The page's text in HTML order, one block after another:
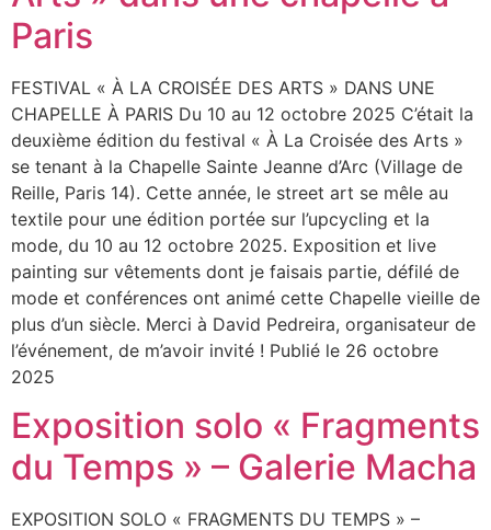
Paris
FESTIVAL « À LA CROISÉE DES ARTS » DANS UNE
CHAPELLE À PARIS Du 10 au 12 octobre 2025 C’était la
deuxième édition du festival « À La Croisée des Arts »
se tenant à la Chapelle Sainte Jeanne d’Arc (Village de
Reille, Paris 14). Cette année, le street art se mêle au
textile pour une édition portée sur l’upcycling et la
mode, du 10 au 12 octobre 2025. Exposition et live
painting sur vêtements dont je faisais partie, défilé de
mode et conférences ont animé cette Chapelle vieille de
plus d’un siècle. Merci à David Pedreira, organisateur de
l’événement, de m’avoir invité ! Publié le 26 octobre
2025
Exposition solo « Fragments
du Temps » – Galerie Macha
EXPOSITION SOLO « FRAGMENTS DU TEMPS » –